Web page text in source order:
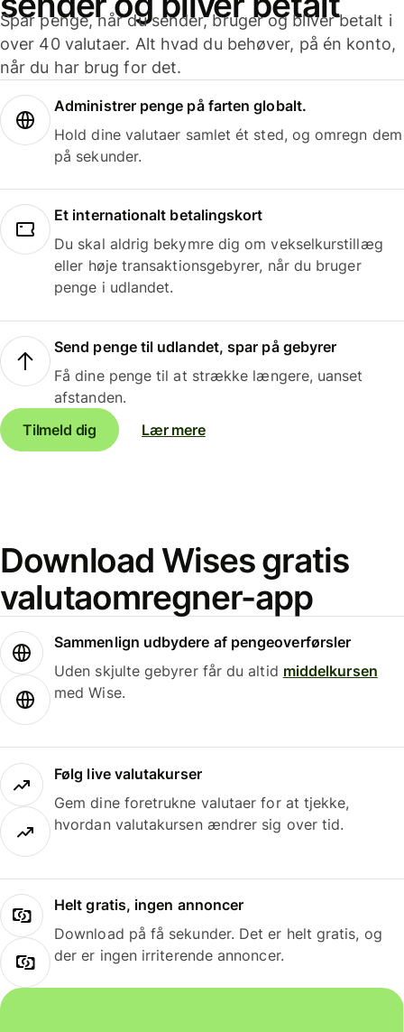
Spar penge, når du sender, bruger og bliver betalt i
over 40 valutaer. Alt hvad du behøver, på én konto,
når du har brug for det.
Administrer penge på farten globalt.
Hold dine valutaer samlet ét sted, og omregn dem
på sekunder.
Et internationalt betalingskort
Du skal aldrig bekymre dig om vekselkurstillæg
eller høje transaktionsgebyrer, når du bruger
penge i udlandet.
Send penge til udlandet, spar på gebyrer
Få dine penge til at strække længere, uanset
afstanden.
Tilmeld dig
Lær mere
Download Wises gratis
valutaomregner-app
Sammenlign udbydere af pengeoverførsler
Uden skjulte gebyrer får du altid middelkursen
med Wise.
Følg live valutakurser
Gem dine foretrukne valutaer for at tjekke,
hvordan valutakursen ændrer sig over tid.
Helt gratis, ingen annoncer
Download på få sekunder. Det er helt gratis, og
der er ingen irriterende annoncer.